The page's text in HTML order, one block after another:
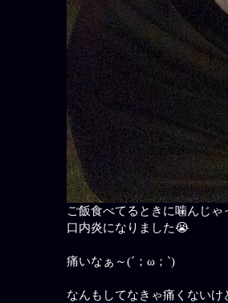
ご飯食べてるときに噛んじゃ
口内炎になりました😭
痛いなぁ～(´；ω；`)
なんもしてなきゃ痛くないけ